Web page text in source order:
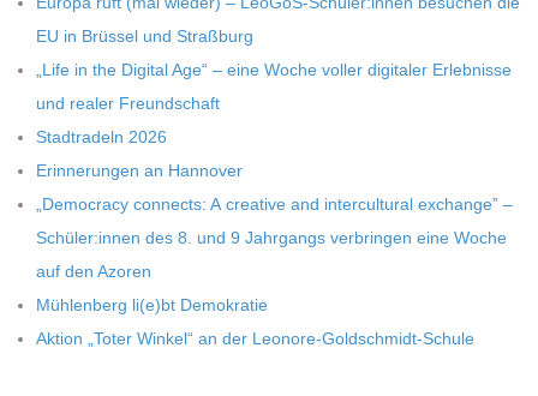
C
H
U
L
E
EU in Brüs­sel und Straßburg
„Life in the Digi­tal Age“ – eine Woche vol­ler digi­ta­ler Erleb­nisse
und rea­ler Freundschaft
Stadt­ra­deln 2026
Erin­ne­run­gen an Hannover
„Demo­cracy con­nects: A crea­tive and inter­cul­tu­ral exch­ange” –
Schüler:innen des 8. und 9 Jahr­gangs ver­brin­gen eine Woche
auf den Azoren
Müh­len­berg li(e)bt Demokratie
Aktion „Toter Win­kel“ an der Leonore-Goldschmidt-Schule